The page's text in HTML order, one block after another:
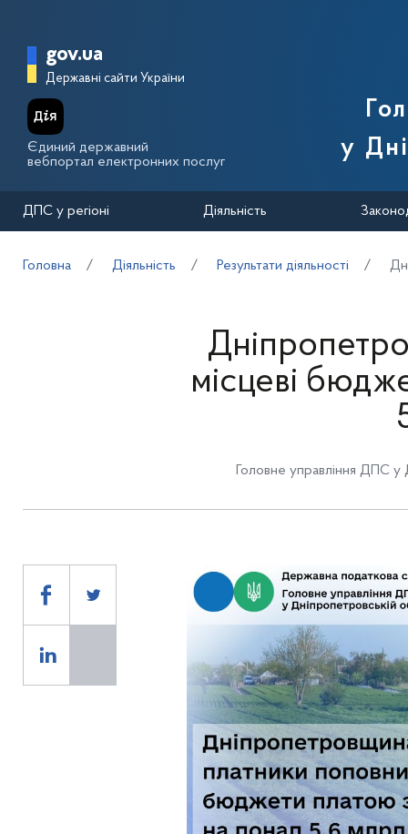
Головна сторінка Державної
gov.ua
Державні сайти України
Єдиний державний
вебпортал електронних послуг
у
ДПС у регіоні Діяльність
Головна Діяльність Результати діяльності
місцеві
Головне управління ДПС у